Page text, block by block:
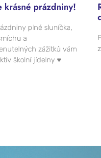
krásné prázdniny!
plné sluníčka,
a
zážitků vám
školní jídelny ♥